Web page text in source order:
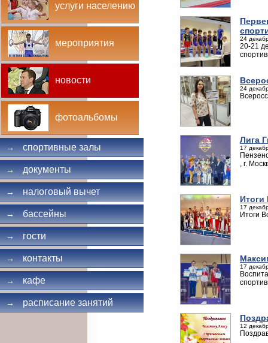
услуги населению
мероприятия
новости
фотоальбомы
→ спортивные залы
→ документы
→ налоговый вычет
→ бассейны
→ гости
→ контакты
→ кафе
→ расписание занятий
24
20-21
24
Лига
17
, г.
Итоги
17
Итоги
17
12